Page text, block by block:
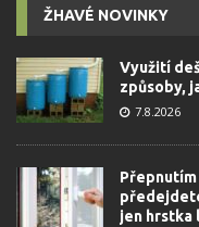
ŽHAVÉ NOVINKY
Využití
způsoby,
7.8.2026
jen hrstka